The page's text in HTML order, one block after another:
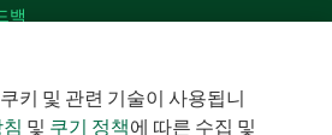
백
Facebook
TwitterLinkedIn
키 및 관련 기술이 사용됩니
및 쿠기 정책에 따른 수집 및